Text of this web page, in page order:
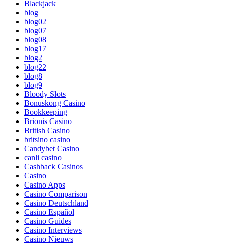
Blackjack
blog
blog02
blog07
blog08
blog17
blog2
blog22
blog8
blog9
Bloody Slots
Bonuskong Casino
Bookkeeping
Brionis Casino
British Casino
britsino casino
Candybet Casino
canli casino
Cashback Casinos
Casino
Casino Apps
Casino Comparison
Casino Deutschland
Casino Español
Casino Guides
Casino Interviews
Casino Nieuws